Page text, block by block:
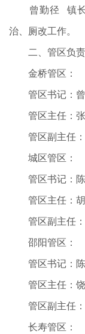
曾勤径 镇长
治、厕改工作。
二、管区负责
金桥管区：
管区书记：曾
管区主任：
管区副主任：
城区管区：
管区书记：陈
管区主任：胡
管区副主任：
邵阳管区：
管区书记：陈
管区主任：饶
管区副主任：
长寿管区：